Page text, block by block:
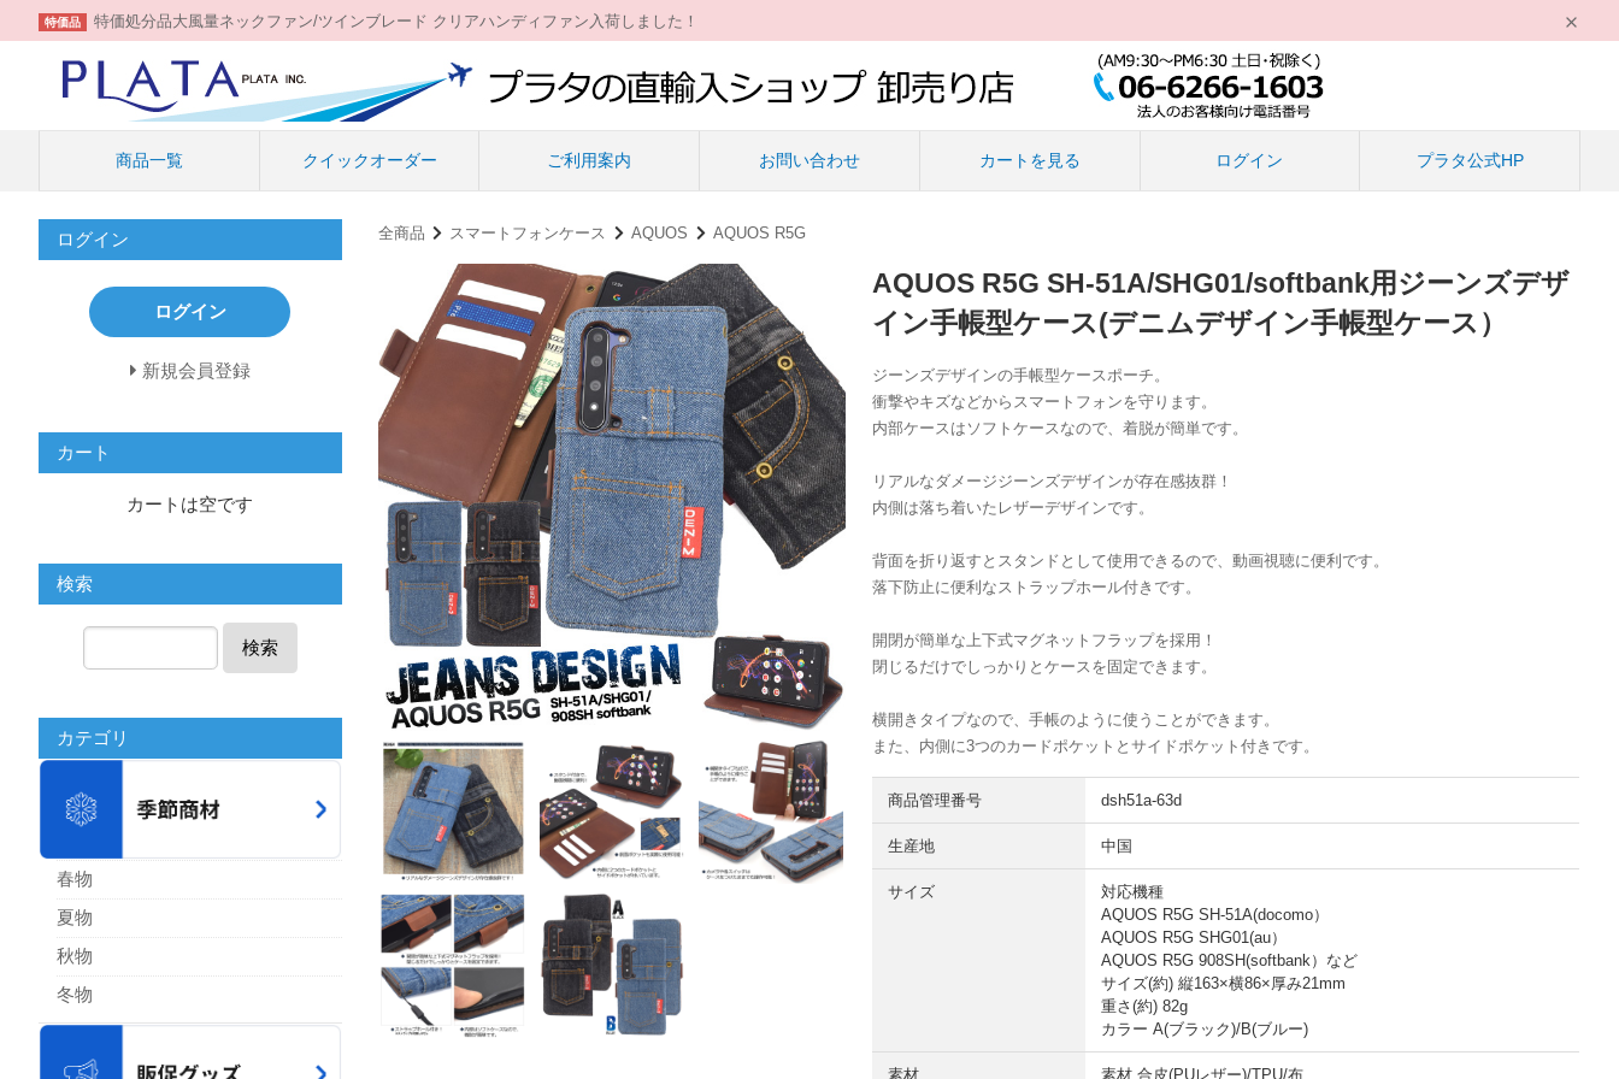
特価品 特価処分品大風量ネックファン/ツインブレード クリアハンディファン入荷しました！
商品一覧 クイックオーダー ご利用案内 お問い合わせ カートを見る ログイン プラタ公式HP
全商品 スマートフォンケース AQUOS AQUOS R5G
AQUOS R5G SH-51A/SHG01/softbank用ジーンズデザ
イン手帳型ケース(デニムデザイン手帳型ケース）
ジーンズデザインの手帳型ケースポーチ。
衝撃やキズなどから スマートフォンを守ります。
内部ケースはソフトケースなので、着脱が簡単です。
リアルなダメージジーンズデザインが存在感抜群！
内側は落ち着いたレザーデザインです。
背面を折り返すとスタンドとして使用できるので、動画視聴に便利です。
落下防止に便利なストラップホール付きです。
開閉が簡単な上下式マグネットフラップを採用！
閉じるだけでしっかりとケースを固定できます。
横開きタイプなので、手帳のように使うことができます。
また、内側に3つのカードポケットとサイドポケット付きです。
商品管理番号 dsh51a-63d
生産地 中国
サイズ
対応機種
AQUOS R5G SH-51A(docomo）
AQUOS R5G SHG01(au）
AQUOS R5G 908SH(softbank）など
サイズ(約) 縦163×横86×厚み21mm
重さ(約) 82g
カラー A(ブラック)/B(ブルー)
素材 素材 合皮(PUレザー)/TPU/布
ログイン
ログイン
新規会員登録
カート
カートは空です
検索
検索
カテゴリ
春物
夏物
秋物
冬物